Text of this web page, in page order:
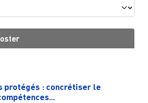
protégés : concrétiser le